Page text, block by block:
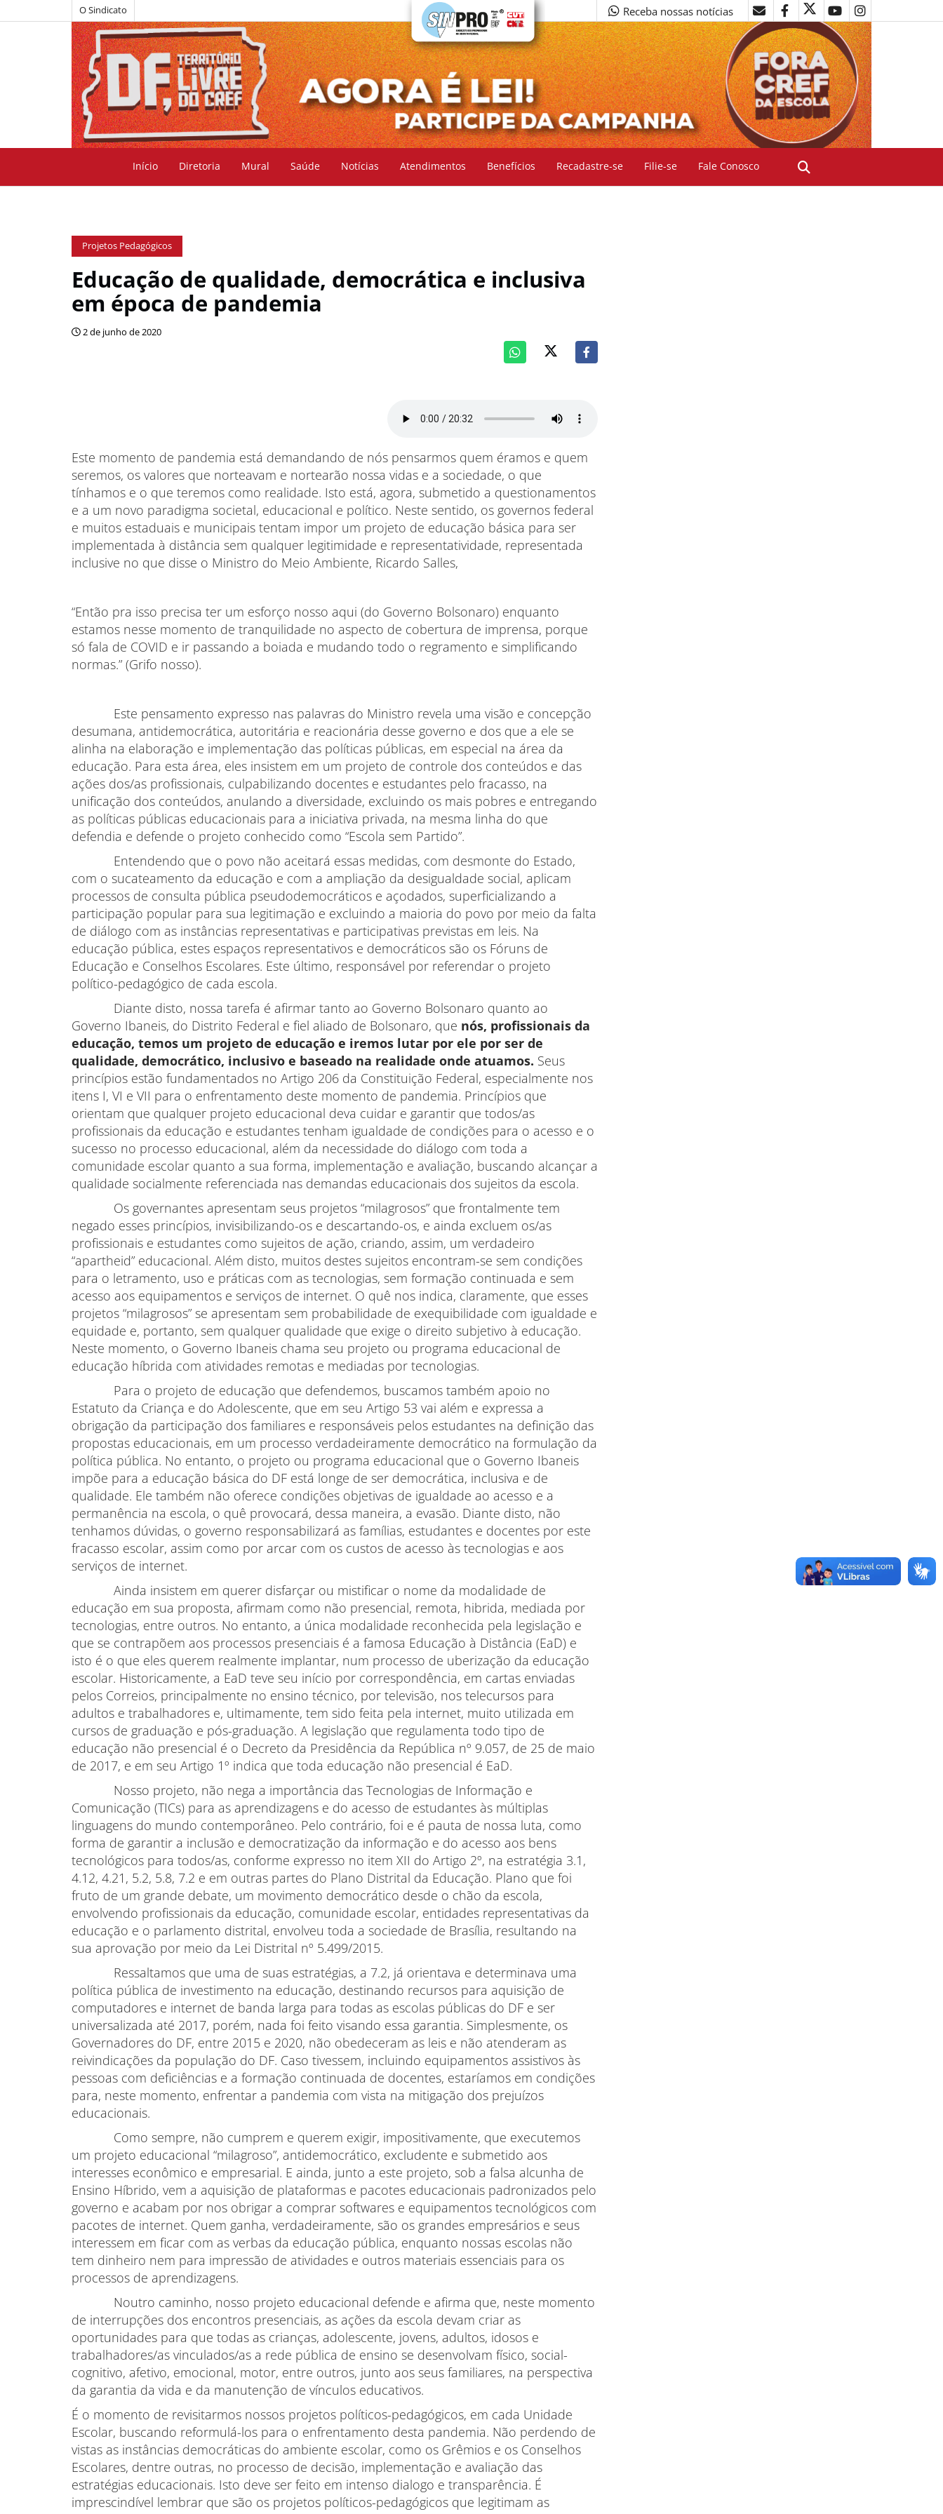
O Sindicato Receba nossas notícias
Início Diretoria Mural Saúde Notícias Atendimentos Benefícios Recadastre-se Filie-se Fale Conosco
Projetos Pedagógicos
Educação de qualidade, democrática e inclusiva
em época de pandemia
2 de junho de 2020
Este momento de pandemia está demandando de nós pensarmos quem éramos e quem
seremos, os valores que norteavam e nortearão nossa vidas e a sociedade, o que
tínhamos e o que teremos como realidade. Isto está, agora, submetido a questionamentos
e a um novo paradigma societal, educacional e político. Neste sentido, os governos federal
e muitos estaduais e municipais tentam impor um projeto de educação básica para ser
implementada à distância sem qualquer legitimidade e representatividade, representada
inclusive no que disse o Ministro do Meio Ambiente, Ricardo Salles,
“Então pra isso precisa ter um esforço nosso aqui (do Governo Bolsonaro) enquanto
estamos nesse momento de tranquilidade no aspecto de cobertura de imprensa, porque
só fala de COVID e ir passando a boiada e mudando todo o regramento e simplificando
normas.” (Grifo nosso).
Este pensamento expresso nas palavras do Ministro revela uma visão e concepção
desumana, antidemocrática, autoritária e reacionária desse governo e dos que a ele se
alinha na elaboração e implementação das políticas públicas, em especial na área da
educação. Para esta área, eles insistem em um projeto de controle dos conteúdos e das
ações dos/as profissionais, culpabilizando docentes e estudantes pelo fracasso, na
unificação dos conteúdos, anulando a diversidade, excluindo os mais pobres e entregando
as políticas públicas educacionais para a iniciativa privada, na mesma linha do que
defendia e defende o projeto conhecido como “Escola sem Partido”.
Entendendo que o povo não aceitará essas medidas, com desmonte do Estado,
com o sucateamento da educação e com a ampliação da desigualdade social, aplicam
processos de consulta pública pseudodemocráticos e açodados, superficializando a
participação popular para sua legitimação e excluindo a maioria do povo por meio da falta
de diálogo com as instâncias representativas e participativas previstas em leis. Na
educação pública, estes espaços representativos e democráticos são os Fóruns de
Educação e Conselhos Escolares. Este último, responsável por referendar o projeto
político-pedagógico de cada escola.
Diante disto, nossa tarefa é afirmar tanto ao Governo Bolsonaro quanto ao
Governo Ibaneis, do Distrito Federal e fiel aliado de Bolsonaro, que nós, profissionais da
educação, temos um projeto de educação e iremos lutar por ele por ser de
qualidade, democrático, inclusivo e baseado na realidade onde atuamos. Seus
princípios estão fundamentados no Artigo 206 da Constituição Federal, especialmente nos
itens I, VI e VII para o enfrentamento deste momento de pandemia. Princípios que
orientam que qualquer projeto educacional deva cuidar e garantir que todos/as
profissionais da educação e estudantes tenham igualdade de condições para o acesso e o
sucesso no processo educacional, além da necessidade do diálogo com toda a
comunidade escolar quanto a sua forma, implementação e avaliação, buscando alcançar a
qualidade socialmente referenciada nas demandas educacionais dos sujeitos da escola.
Os governantes apresentam seus projetos “milagrosos” que frontalmente tem
negado esses princípios, invisibilizando-os e descartando-os, e ainda excluem os/as
profissionais e estudantes como sujeitos de ação, criando, assim, um verdadeiro
“apartheid” educacional. Além disto, muitos destes sujeitos encontram-se sem condições
para o letramento, uso e práticas com as tecnologias, sem formação continuada e sem
acesso aos equipamentos e serviços de internet. O quê nos indica, claramente, que esses
projetos “milagrosos” se apresentam sem probabilidade de exequibilidade com igualdade e
equidade e, portanto, sem qualquer qualidade que exige o direito subjetivo à educação.
Neste momento, o Governo Ibaneis chama seu projeto ou programa educacional de
educação híbrida com atividades remotas e mediadas por tecnologias.
Para o projeto de educação que defendemos, buscamos também apoio no
Estatuto da Criança e do Adolescente, que em seu Artigo 53 vai além e expressa a
obrigação da participação dos familiares e responsáveis pelos estudantes na definição das
propostas educacionais, em um processo verdadeiramente democrático na formulação da
política pública. No entanto, o projeto ou programa educacional que o Governo Ibaneis
impõe para a educação básica do DF está longe de ser democrática, inclusiva e de
qualidade. Ele também não oferece condições objetivas de igualdade ao acesso e a
permanência na escola, o quê provocará, dessa maneira, a evasão. Diante disto, não
tenhamos dúvidas, o governo responsabilizará as famílias, estudantes e docentes por este
fracasso escolar, assim como por arcar com os custos de acesso às tecnologias e aos
serviços de internet.
Ainda insistem em querer disfarçar ou mistificar o nome da modalidade de
educação em sua proposta, afirmam como não presencial, remota, hibrida, mediada por
tecnologias, entre outros. No entanto, a única modalidade reconhecida pela legislação e
que se contrapõem aos processos presenciais é a famosa Educação à Distância (EaD) e
isto é o que eles querem realmente implantar, num processo de uberização da educação
escolar. Historicamente, a EaD teve seu início por correspondência, em cartas enviadas
pelos Correios, principalmente no ensino técnico, por televisão, nos telecursos para
adultos e trabalhadores e, ultimamente, tem sido feita pela internet, muito utilizada em
cursos de graduação e pós-graduação. A legislação que regulamenta todo tipo de
educação não presencial é o Decreto da Presidência da República nº 9.057, de 25 de maio
de 2017, e em seu Artigo 1º indica que toda educação não presencial é EaD.
Nosso projeto, não nega a importância das Tecnologias de Informação e
Comunicação (TICs) para as aprendizagens e do acesso de estudantes às múltiplas
linguagens do mundo contemporâneo. Pelo contrário, foi e é pauta de nossa luta, como
forma de garantir a inclusão e democratização da informação e do acesso aos bens
tecnológicos para todos/as, conforme expresso no item XII do Artigo 2º, na estratégia 3.1,
4.12, 4.21, 5.2, 5.8, 7.2 e em outras partes do Plano Distrital da Educação. Plano que foi
fruto de um grande debate, um movimento democrático desde o chão da escola,
envolvendo profissionais da educação, comunidade escolar, entidades representativas da
educação e o parlamento distrital, envolveu toda a sociedade de Brasília, resultando na
sua aprovação por meio da Lei Distrital nº 5.499/2015.
Ressaltamos que uma de suas estratégias, a 7.2, já orientava e determinava uma
política pública de investimento na educação, destinando recursos para aquisição de
computadores e internet de banda larga para todas as escolas públicas do DF e ser
universalizada até 2017, porém, nada foi feito visando essa garantia. Simplesmente, os
Governadores do DF, entre 2015 e 2020, não obedeceram as leis e não atenderam as
reivindicações da população do DF. Caso tivessem, incluindo equipamentos assistivos às
pessoas com deficiências e a formação continuada de docentes, estaríamos em condições
para, neste momento, enfrentar a pandemia com vista na mitigação dos prejuízos
educacionais.
Como sempre, não cumprem e querem exigir, impositivamente, que executemos
um projeto educacional “milagroso”, antidemocrático, excludente e submetido aos
interesses econômico e empresarial. E ainda, junto a este projeto, sob a falsa alcunha de
Ensino Híbrido, vem a aquisição de plataformas e pacotes educacionais padronizados pelo
governo e acabam por nos obrigar a comprar softwares e equipamentos tecnológicos com
pacotes de internet. Quem ganha, verdadeiramente, são os grandes empresários e seus
interessem em ficar com as verbas da educação pública, enquanto nossas escolas não
tem dinheiro nem para impressão de atividades e outros materiais essenciais para os
processos de aprendizagens.
Noutro caminho, nosso projeto educacional defende e afirma que, neste momento
de interrupções dos encontros presenciais, as ações da escola devam criar as
oportunidades para que todas as crianças, adolescente, jovens, adultos, idosos e
trabalhadores/as vinculados/as a rede pública de ensino se desenvolvam físico, social-
cognitivo, afetivo, emocional, motor, entre outros, junto aos seus familiares, na perspectiva
da garantia da vida e da manutenção de vínculos educativos.
É o momento de revisitarmos nossos projetos políticos-pedagógicos, em cada Unidade
Escolar, buscando reformulá-los para o enfrentamento desta pandemia. Não perdendo de
vistas as instâncias democráticas do ambiente escolar, como os Grêmios e os Conselhos
Escolares, dentre outras, no processo de decisão, implementação e avaliação das
estratégias educacionais. Isto deve ser feito em intenso dialogo e transparência. É
imprescindível lembrar que são os projetos políticos-pedagógicos que legitimam as